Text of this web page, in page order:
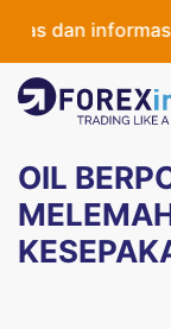
dan informasi
OIL